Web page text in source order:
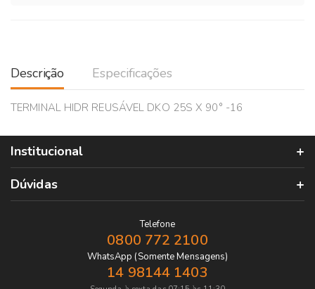
Descrição Especificações
TERMINAL HIDR REUSÁVEL DKO 25S X 90° -16
Institucional
Dúvidas
Telefone
0800 772 2100
WhatsApp (Somente Mensagens)
14 98144 1403